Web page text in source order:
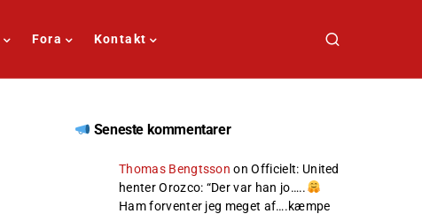
Fora Kontakt
Seneste kommentarer
Thomas Bengtsson onOfficielt: United
henter Orozco: “Der var han jo…..
Ham forventer jeg meget af….kæmpe